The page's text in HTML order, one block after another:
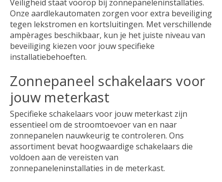
Veiligheid staat voorop bij zonnepaneleninstallaties.
Onze aardlekautomaten zorgen voor extra beveiliging
tegen lekstromen en kortsluitingen. Met verschillende
ampèrages beschikbaar, kun je het juiste niveau van
beveiliging kiezen voor jouw specifieke
installatiebehoeften.
Zonnepaneel schakelaars voor
jouw meterkast
Specifieke schakelaars voor jouw meterkast zijn
essentieel om de stroomtoevoer van en naar
zonnepanelen nauwkeurig te controleren. Ons
assortiment bevat hoogwaardige schakelaars die
voldoen aan de vereisten van
zonnepaneleninstallaties in de meterkast.